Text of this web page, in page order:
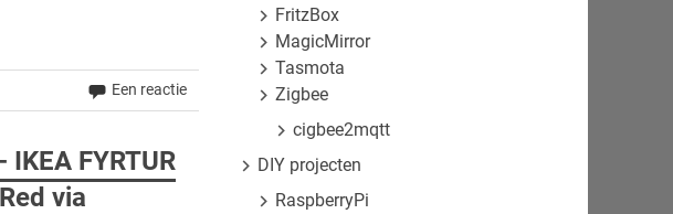
Een reactie
FYRTUR
via
FritzBox
MagicMirror
Tasmota
Zigbee
cigbee2mqtt
DIY projecten
RaspberryPi